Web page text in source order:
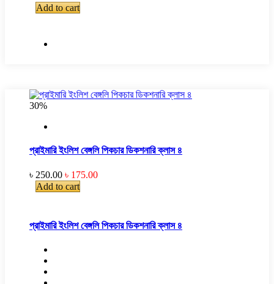
Add to cart
30%
প্রাইমারি ইংলিশ বেঙ্গলি পিকচার ডিকশনারি ক্লাস ৪
৳ 250.00 ৳ 175.00
Add to cart
প্রাইমারি ইংলিশ বেঙ্গলি পিকচার ডিকশনারি ক্লাস ৪